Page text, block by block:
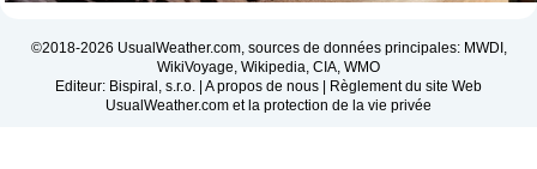
©2018-2026 UsualWeather.com, sources de données principales: MWDI,
WikiVoyage, Wikipedia, CIA, WMO
Editeur: Bispiral, s.r.o. | A propos de nous | Règlement du site Web
UsualWeather.com et la protection de la vie privée